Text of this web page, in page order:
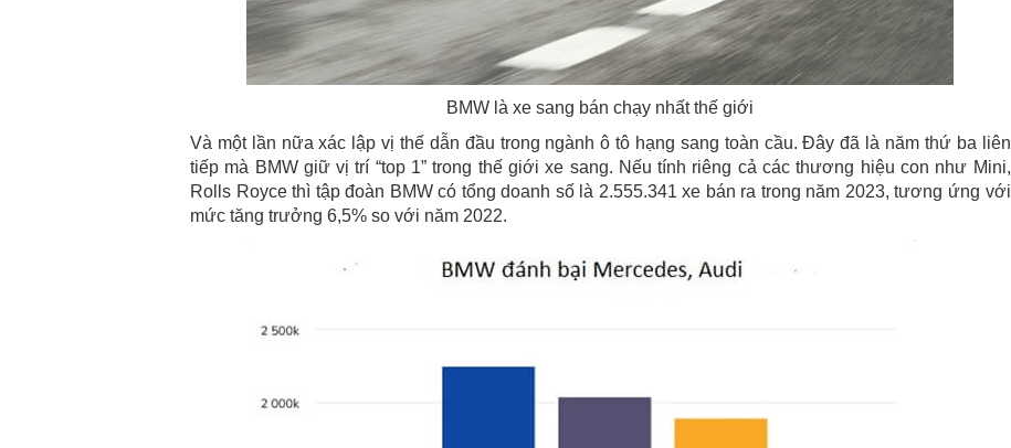
BMW là xe sang bán chạy nhất thế giới
Và một lần nữa xác lập vị thế dẫn đầu trong ngành ô tô hạng sang toàn cầu. Đây đã là năm thứ ba liên
tiếp mà BMW giữ vị trí “top 1” trong thế giới xe sang. Nếu tính riêng cả các thương hiệu con như Mini,
Rolls Royce thì tập đoàn BMW có tổng doanh số là 2.555.341 xe bán ra trong năm 2023, tương ứng với
mức tăng trưởng 6,5% so với năm 2022.